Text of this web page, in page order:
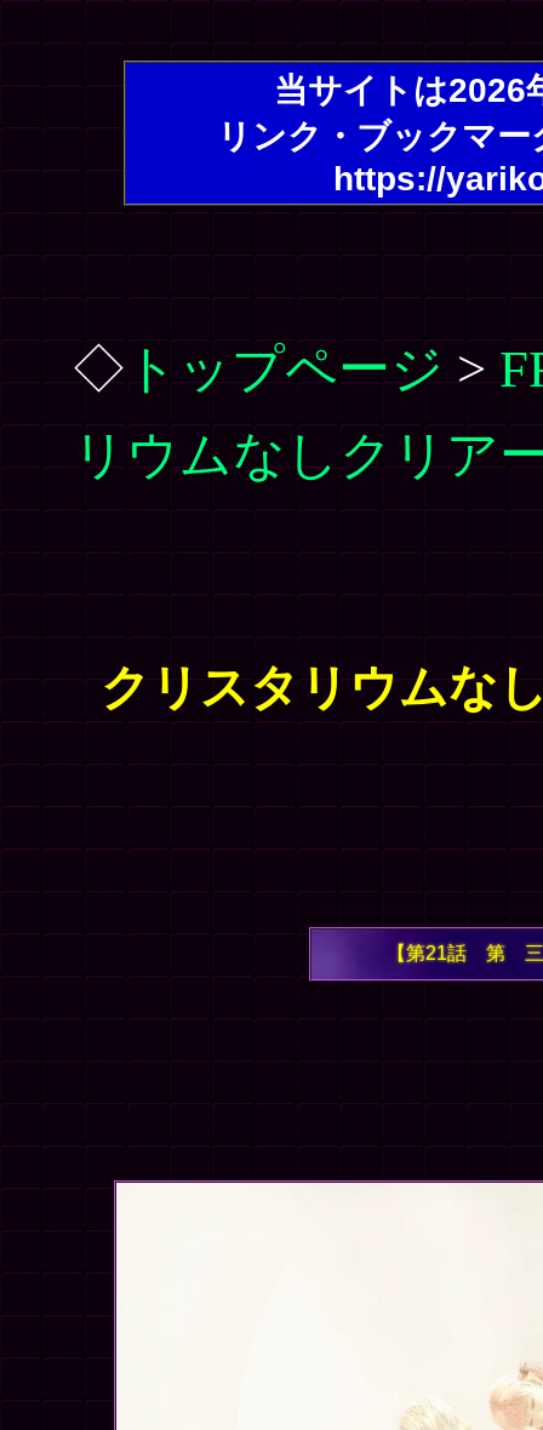
当サイトは2026
リンク・ブックマ
https://
◇トップページ>
リウムなしクリア
クリスタリウムな
【第21話 第